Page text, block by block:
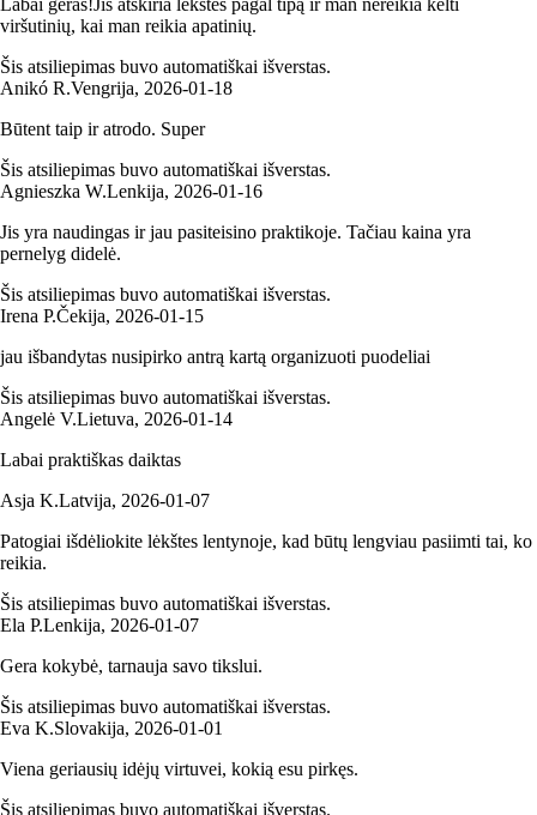
viršutinių, kai man reikia apatinių.
Šis atsiliepimas buvo automatiškai išverstas.
Anikó R.Vengrija, 2026‑01‑18
Būtent taip ir atrodo. Super
Šis atsiliepimas buvo automatiškai išverstas.
Agnieszka W.Lenkija, 2026‑01‑16
Jis yra naudingas ir jau pasiteisino praktikoje. Tačiau kaina yra
pernelyg didelė.
Šis atsiliepimas buvo automatiškai išverstas.
Irena P.Čekija, 2026‑01‑15
jau išbandytas nusipirko antrą kartą organizuoti puodeliai
Šis atsiliepimas buvo automatiškai išverstas.
Angelė V.Lietuva, 2026‑01‑14
Labai praktiškas daiktas
Asja K.Latvija, 2026‑01‑07
Patogiai išdėliokite lėkštes lentynoje, kad būtų lengviau pasiimti tai, ko
reikia.
Šis atsiliepimas buvo automatiškai išverstas.
Ela P.Lenkija, 2026‑01‑07
Gera kokybė, tarnauja savo tikslui.
Šis atsiliepimas buvo automatiškai išverstas.
Eva K.Slovakija, 2026‑01‑01
Viena geriausių idėjų virtuvei, kokią esu pirkęs.
Šis atsiliepimas buvo automatiškai išverstas.